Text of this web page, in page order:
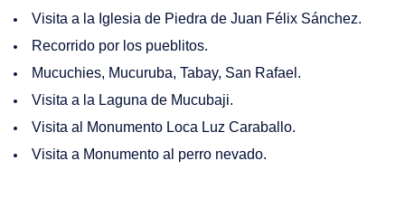
Visita a la Iglesia de Piedra de Juan Félix Sánchez.
Recorrido por los pueblitos.
Mucuchies, Mucuruba, Tabay, San Rafael.
Visita a la Laguna de Mucubaji.
Visita al Monumento Loca Luz Caraballo.
Visita a Monumento al perro nevado.